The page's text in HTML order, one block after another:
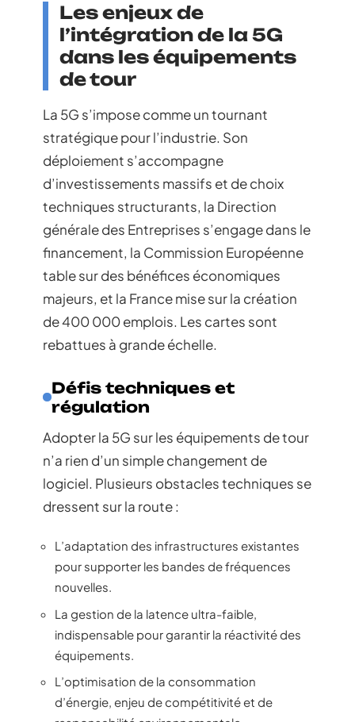
Les enjeux de
l’intégration de la 5G
dans les équipements
de tour
La 5G s’impose comme un tournant
stratégique pour l’industrie. Son
déploiement s’accompagne
d’investissements massifs et de choix
techniques structurants, la Direction
générale des Entreprises s’engage dans le
financement, la Commission Européenne
table sur des bénéfices économiques
majeurs, et la France mise sur la création
de 400 000 emplois. Les cartes sont
rebattues à grande échelle.
Défis techniques et
régulation
Adopter la 5G sur les équipements de tour
n’a rien d’un simple changement de
logiciel. Plusieurs obstacles techniques se
dressent sur la route :
L’adaptation des infrastructures existantes
pour supporter les bandes de fréquences
nouvelles.
La gestion de la latence ultra-faible,
indispensable pour garantir la réactivité des
équipements.
L’optimisation de la consommation
d’énergie, enjeu de compétitivité et de